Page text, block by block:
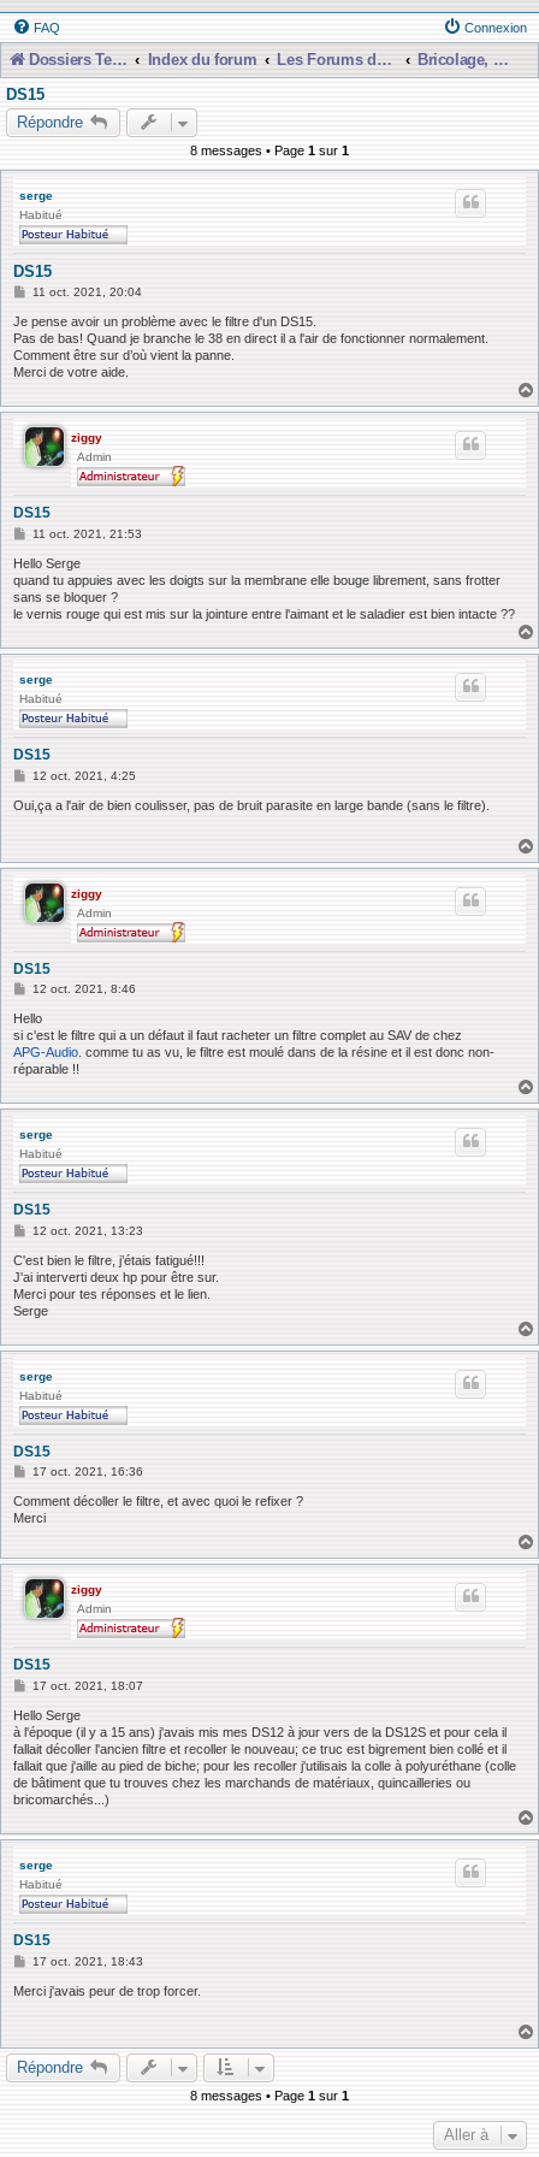
FAQ Connexion
Dossiers Techniques Index du forum Les Forums de Discussions
Bricolage, Dépannage, Construction
DS15
Répondre
8 messages • Page 1 sur 1
serge
Habitué
DS15
M
s
s
g
e
11 oct. 2021, 20:04
Je pense avoir un problème avec le filtre d'un DS15.
Pas de bas! Quand je branche le 38 en direct il a l'air de fonctionner normalement.
Comment être sur d’où vient la panne.
Merci de votre aide.
ziggy
Admin
DS15
M
s
s
g
e
11 oct. 2021, 21:53
Hello Serge
quand tu appuies avec les doigts sur la membrane elle bouge librement, sans frotter
sans se bloquer ?
le vernis rouge qui est mis sur la jointure entre l'aimant et le saladier est bien intacte ??
serge
Habitué
DS15
M
s
e
12 oct. 2021, 4:25
Oui,ça a l'air de bien coulisser, pas de bruit parasite en large bande (sans le filtre).
ziggy
Admin
DS15
M
s
s
a
g
e
12 oct. 2021, 8:46
Hello
si c'est le filtre qui a un défaut il faut racheter un filtre complet au SAV de chez
APG-Audio . comme tu as vu, le filtre est moulé dans de la résine et il est donc non-
réparable !!
serge
Habitué
DS15
M
s
s
g
e
12 oct. 2021, 13:23
C'est bien le filtre, j’étais fatigué!!!
J'ai interverti deux hp pour être sur.
Merci pour tes réponses et le lien.
Serge
serge
Habitué
DS15
M
s
s
e
17 oct. 2021, 16:36
Comment décoller le filtre, et avec quoi le refixer ?
Merci
ziggy
Admin
DS15
M
s
s
a
g
e
17 oct. 2021, 18:07
Hello Serge
à l'époque (il y a 15 ans) j'avais mis mes DS12 à jour vers de la DS12S et pour cela il
fallait décoller l'ancien filtre et recoller le nouveau; ce truc est bigrement bien collé et il
fallait que j'aille au pied de biche; pour les recoller j'utilisais la colle à polyuréthane (colle
de bâtiment que tu trouves chez les marchands de matériaux, quincailleries ou
bricomarchés...)
serge
Habitué
DS15
M
s
e
17 oct. 2021, 18:43
Merci j'avais peur de trop forcer.
Répondre
8 messages • Page 1 sur 1
Aller à